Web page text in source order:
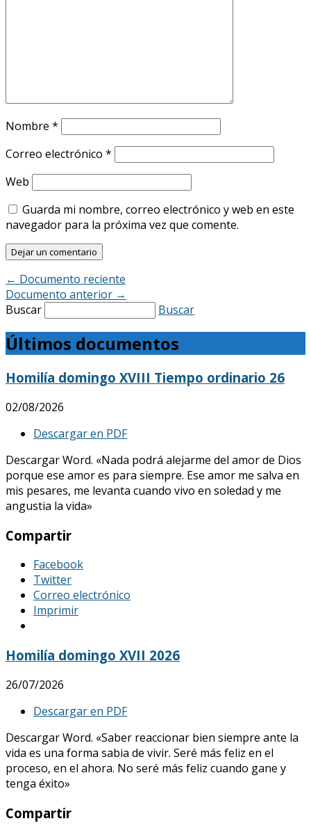
Nombre *
Correo electrónico *
Web
Guarda mi nombre, correo electrónico y web en este
navegador para la próxima vez que comente.
← Documento reciente
Documento anterior →
Buscar
Buscar
Últimos documentos
Homilía domingo XVIII Tiempo ordinario 26
02/08/2026
Descargar en PDF
Descargar Word. «Nada podrá alejarme del amor de Dios
porque ese amor es para siempre. Ese amor me salva en
mis pesares, me levanta cuando vivo en soledad y me
angustia la vida»
Compartir
Facebook
Twitter
Correo electrónico
Imprimir
Homilía domingo XVII 2026
26/07/2026
Descargar en PDF
Descargar Word. «Saber reaccionar bien siempre ante la
vida es una forma sabia de vivir. Seré más feliz en el
proceso, en el ahora. No seré más feliz cuando gane y
tenga éxito»
Compartir